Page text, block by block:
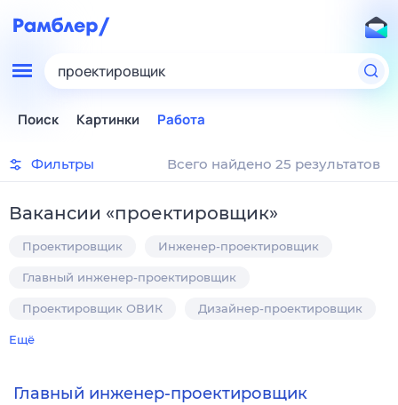
проектировщик
Поиск Картинки Работа
Фильтры Всего найдено 25 результатов
Вакансии «проектировщик»
Проектировщик Инженер-проектировщик
Главный инженер-проектировщик
Проектировщик ОВИК Дизайнер-проектировщик
Ещё
Главный инженер‑проектировщик